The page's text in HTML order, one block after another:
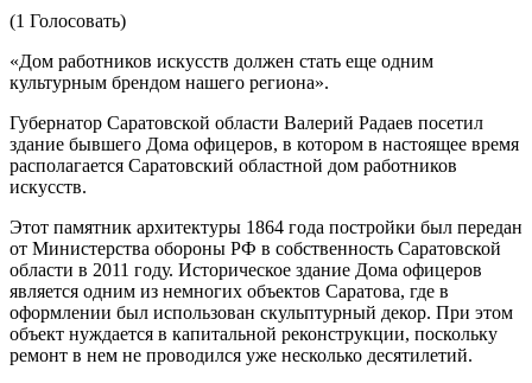
(1 Голосовать)
«Дом работников искусств должен стать еще одним
культурным брендом нашего региона».
Губернатор Саратовской области Валерий Радаев посетил
здание бывшего Дома офицеров, в котором в настоящее время
располагается Саратовский областной дом работников
искусств.
Этот памятник архитектуры 1864 года постройки был передан
от Министерства обороны РФ в собственность Саратовской
области в 2011 году. Историческое здание Дома офицеров
является одним из немногих объектов Саратова, где в
оформлении был использован скульптурный декор. При этом
объект нуждается в капитальной реконструкции, поскольку
ремонт в нем не проводился уже несколько десятилетий.